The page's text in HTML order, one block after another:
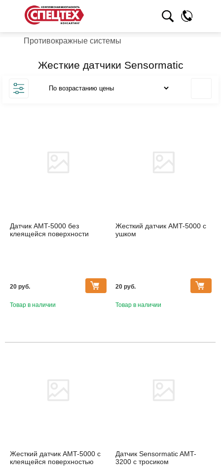
Противокражные системы
Жесткие датчики Sensormatic
Датчик AMT-5000 без
клеящейся поверхности
20 pуб.
Товар в наличии
Жесткий датчик AMT-5000 с
ушком
20 pуб.
Товар в наличии
Жесткий датчик AMT-5000 с
клеящейся поверхностью
Датчик Sensormatic AMT-
3200 с тросиком